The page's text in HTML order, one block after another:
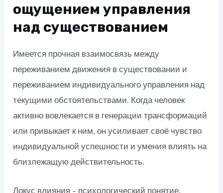
ощущением управления
над существованием
Имеется прочная взаимосвязь между
переживанием движения в существовании и
переживанием индивидуального управления над
текущими обстоятельствами. Когда человек
активно вовлекается в генерации трансформаций
или привыкает к ним, он усиливает своё чувство
индивидуальной успешности и умения влиять на
близлежащую действительность.
Локус влияния – психологический понятие,